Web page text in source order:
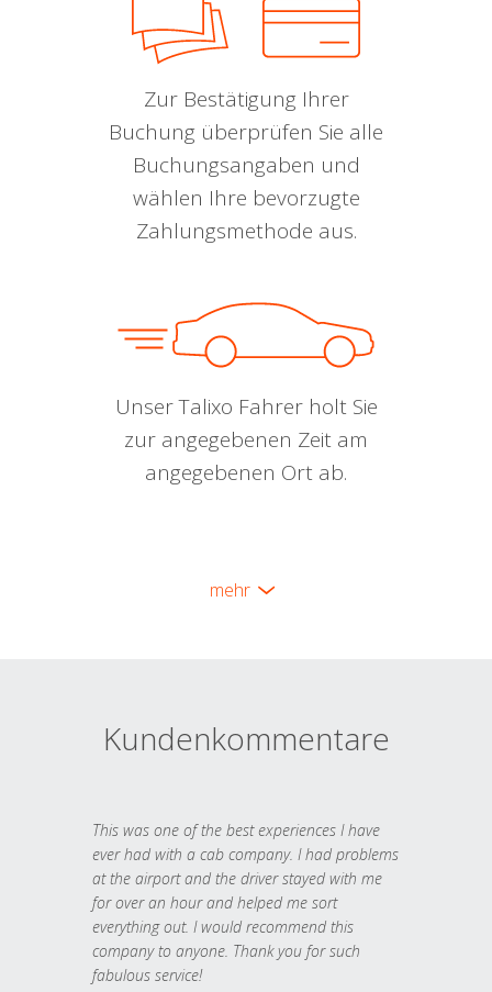
Zur Bestätigung Ihrer
Buchung überprüfen Sie alle
Buchungsangaben und
wählen Ihre bevorzugte
Zahlungsmethode aus.
Unser Talixo Fahrer holt Sie
zur angegebenen Zeit am
angegebenen Ort ab.
mehr
Kundenkommentare
This was one of the best experiences I have
ever had with a cab company. I had problems
at the airport and the driver stayed with me
for over an hour and helped me sort
everything out. I would recommend this
company to anyone. Thank you for such
fabulous service!